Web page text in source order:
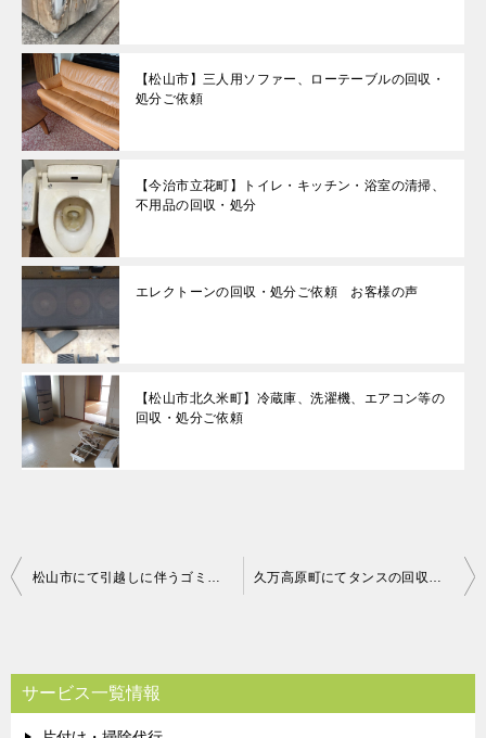
【松山市】三人用ソファー、ローテーブルの回収・
処分ご依頼
【今治市立花町】トイレ・キッチン・浴室の清掃、
不用品の回収・処分
エレクトーンの回収・処分ご依頼 お客様の声
【松山市北久米町】冷蔵庫、洗濯機、エアコン等の
回収・処分ご依頼
投
ビ
ゲ
松山市にて引越しに伴うゴミの回収処分 お客様の声 久万高原町にてタンスの回収処分 お客さまの声
サービス一覧情報